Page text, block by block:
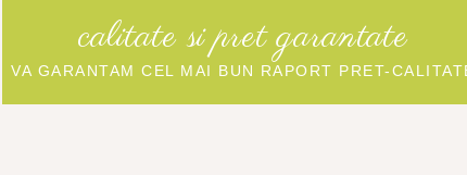
calitate si pret garantate
VA GARANTAM CEL MAI BUN RAPORT PRET-